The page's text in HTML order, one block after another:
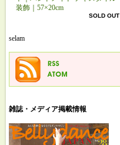
装飾｜57×20cm
SOLD OUT
selam
雑誌・メディア掲載情報